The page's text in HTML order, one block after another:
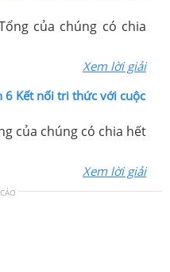
của chúng có chia
Xem lời giải
6 Kết nối tri thức với cuộc
của chúng có chia hết
Xem lời giải